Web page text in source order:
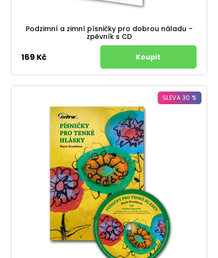
Podzimní a zimní písničky pro dobrou náladu –
zpěvník s CD
169 Kč
SLEVA 30 %